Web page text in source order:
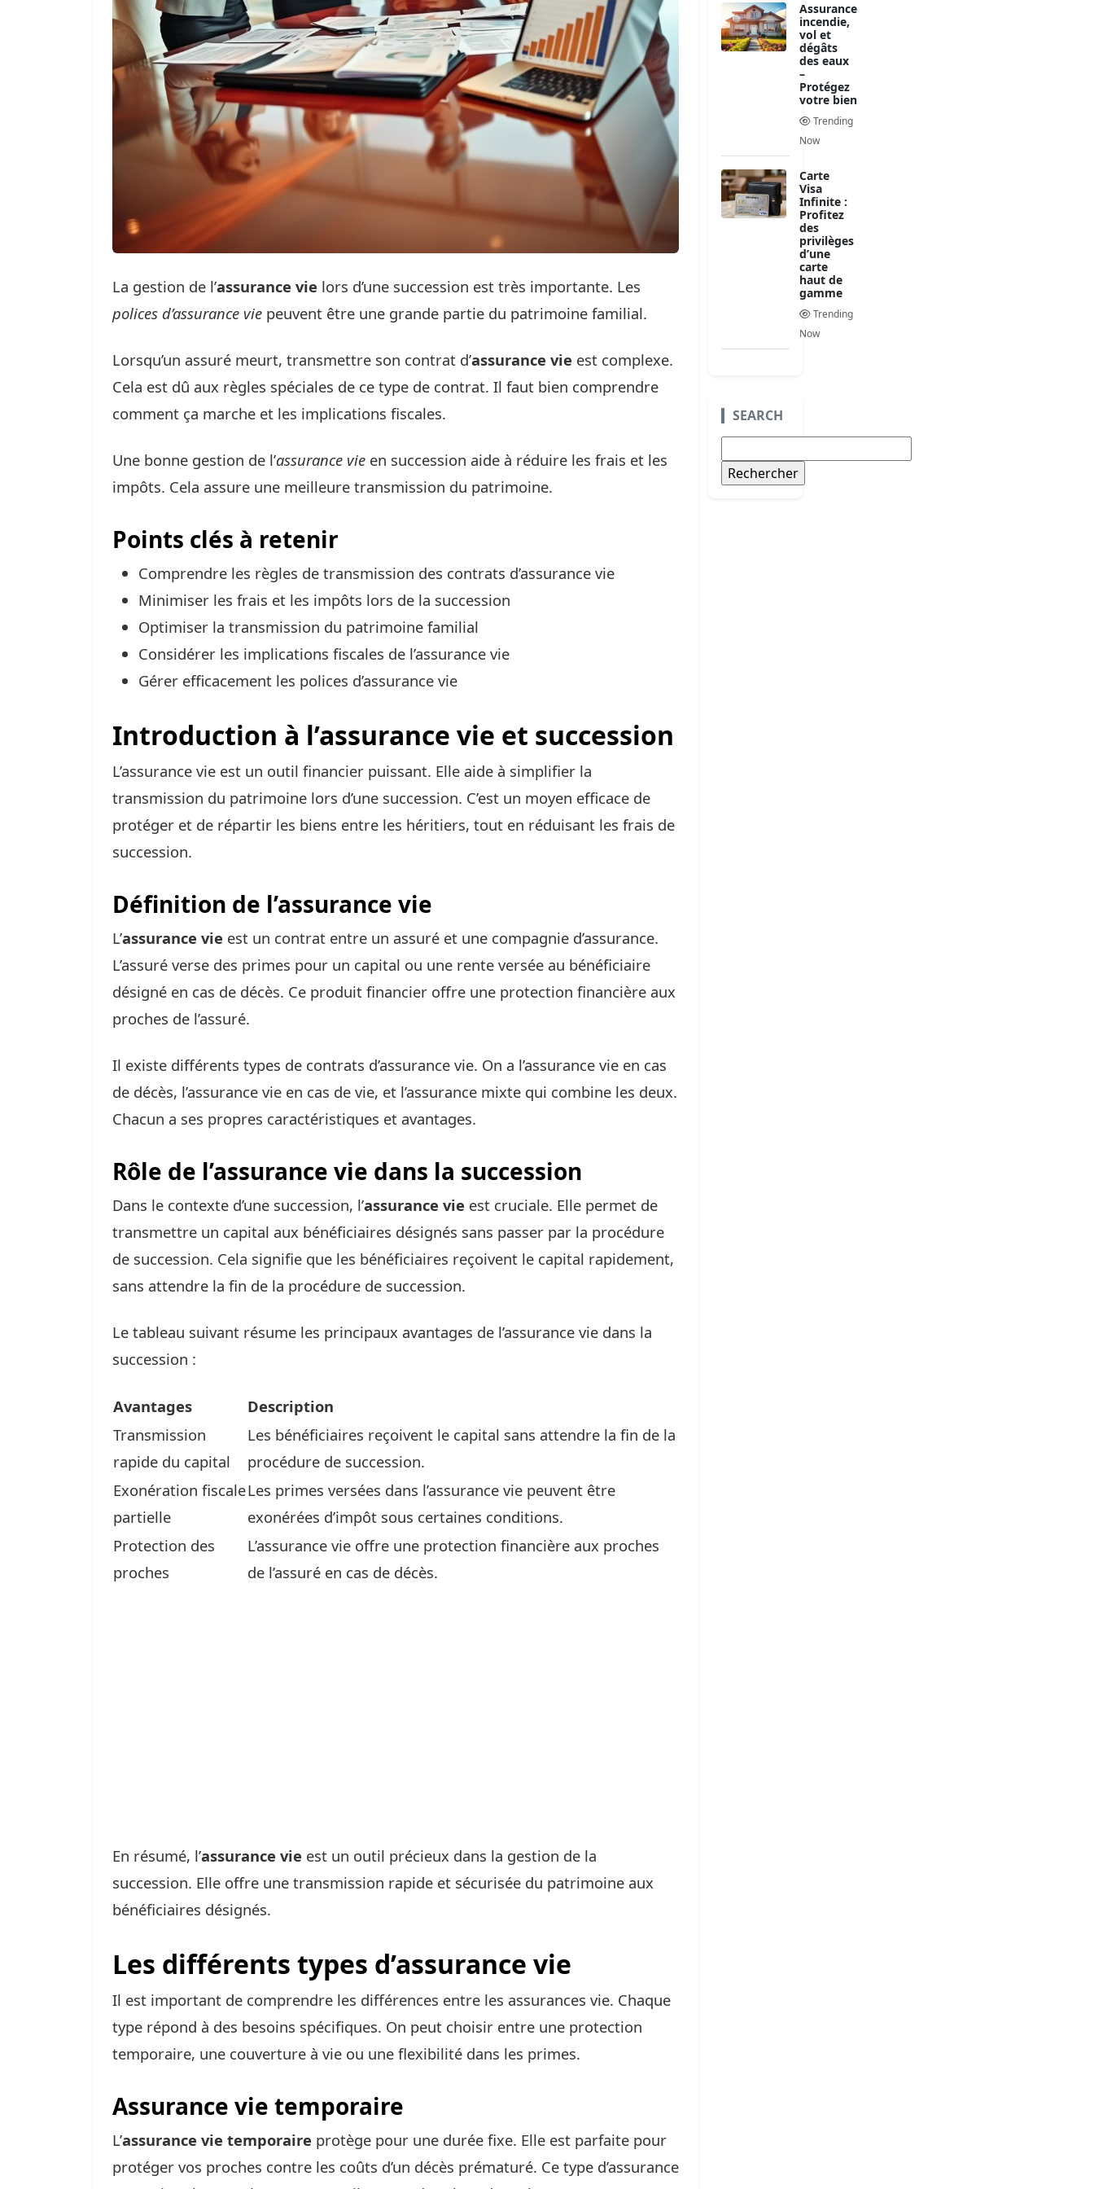
La gestion de l’assurance vie lors d’une succession est très importante. Les
polices d’assurance vie peuvent être une grande partie du patrimoine familial.
Lorsqu’un assuré meurt, transmettre son contrat d’assurance vie est complexe.
Cela est dû aux règles spéciales de ce type de contrat. Il faut bien comprendre
comment ça marche et les implications fiscales.
Une bonne gestion de l’assurance vie en succession aide à réduire les frais et les
impôts. Cela assure une meilleure transmission du patrimoine.
Points clés à retenir
Comprendre les règles de transmission des contrats d’assurance vie
Minimiser les frais et les impôts lors de la succession
Optimiser la transmission du patrimoine familial
Considérer les implications fiscales de l’assurance vie
Gérer efficacement les polices d’assurance vie
Introduction à l’assurance vie et succession
L’assurance vie est un outil financier puissant. Elle aide à simplifier la
transmission du patrimoine lors d’une succession. C’est un moyen efficace de
protéger et de répartir les biens entre les héritiers, tout en réduisant les frais de
succession.
Définition de l’assurance vie
L’assurance vie est un contrat entre un assuré et une compagnie d’assurance.
L’assuré verse des primes pour un capital ou une rente versée au bénéficiaire
désigné en cas de décès. Ce produit financier offre une protection financière aux
proches de l’assuré.
Il existe différents types de contrats d’assurance vie. On a l’assurance vie en cas
de décès, l’assurance vie en cas de vie, et l’assurance mixte qui combine les deux.
Chacun a ses propres caractéristiques et avantages.
Rôle de l’assurance vie dans la succession
Dans le contexte d’une succession, l’assurance vie est cruciale. Elle permet de
transmettre un capital aux bénéficiaires désignés sans passer par la procédure
de succession. Cela signifie que les bénéficiaires reçoivent le capital rapidement,
sans attendre la fin de la procédure de succession.
Le tableau suivant résume les principaux avantages de l’assurance vie dans la
succession :
Avantages
Description
Transmission
rapide du capital
Les bénéficiaires reçoivent le capital sans attendre la fin de la
procédure de succession.
Exonération fiscale
partielle
Les primes versées dans l’assurance vie peuvent être
exonérées d’impôt sous certaines conditions.
Protection des
proches
L’assurance vie offre une protection financière aux proches
de l’assuré en cas de décès.
En résumé, l’assurance vie est un outil précieux dans la gestion de la
succession. Elle offre une transmission rapide et sécurisée du patrimoine aux
bénéficiaires désignés.
Les différents types d’assurance vie
Il est important de comprendre les différences entre les assurances vie. Chaque
type répond à des besoins spécifiques. On peut choisir entre une protection
temporaire, une couverture à vie ou une flexibilité dans les primes.
Assurance vie temporaire
L’assurance vie temporaire protège pour une durée fixe. Elle est parfaite pour
protéger vos proches contre les coûts d’un décès prématuré. Ce type d’assurance
Assurance
incendie,
vol et
dégâts
des eaux
–
Protégez
votre bien
Trending
Now
Carte
Visa
Infinite :
Profitez
des
privilèges
d’une
carte
haut de
gamme
Trending
Now
SEARCH